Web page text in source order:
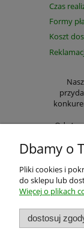
Czas
Formy
Koszt
Od
W
Twoje
Dbamy o
Pliki cookies i
do sklepu lub
Więcej o plikach
dostosuj